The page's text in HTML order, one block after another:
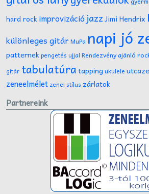
hard rock improvizáció jazzJimi Hendrix
különleges gitár MuPa napi jó
patternekpengetés ujjal Rendezvény ajánló
gitár tabulatúratapping ukulele
zeneelmélet zenei stílus zárlatok
Partnereink